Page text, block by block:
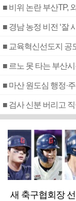
■ 비위 논란 부산TP,
■ 경남 농정 비전 ‘잘
■ 교육혁신선도지 공
■ 르노 못 타는 부산
■ 마산 원도심 행정·
새 축구협회장